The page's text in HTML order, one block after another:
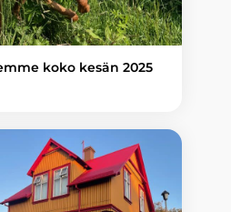
koko kesän 2025